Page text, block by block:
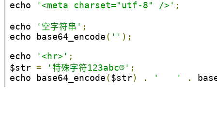
echo '<meta charset="utf-8" />' ;
echo '空字符串' ;
echo base64_encode ( '' );
echo
'<hr>' ;
$str = '特殊字符123abc☹' ;
echo base64_encode ( $str) . '　　' .